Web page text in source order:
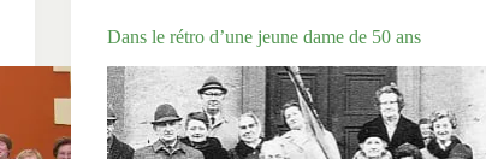
Dans le rétro d’une jeune dame de 50 ans